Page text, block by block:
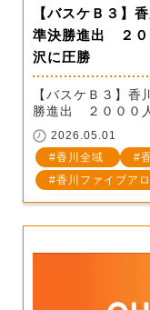
【バスケＢ３】
準決勝進出 ２０
沢に圧勝
【バスケＢ３】
勝進出 ２０００
2026.05.01
香川全域
香川ファイブア